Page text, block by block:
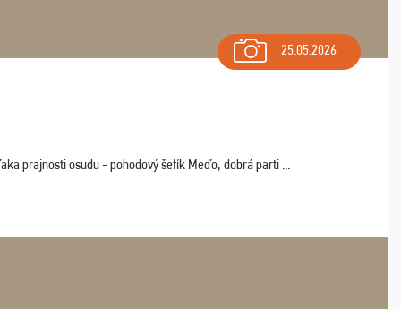
25.05.2026
prajnosti osudu - pohodový šefík Meďo, dobrá parti ...